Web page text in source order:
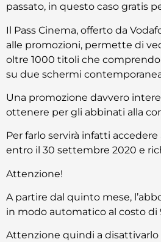
passato, in questo caso gratis
Il Pass Cinema, offerto da
alle promozioni, permette di
oltre 1000 titoli che
su due schermi
Una promozione davvero
ottenere per gli abbinati alla
Per farlo servirà infatti
entro il 30 settembre 2020 e
Attenzione!
A partire dal quinto mese,
in modo automatico al costo di
Attenzione quindi a